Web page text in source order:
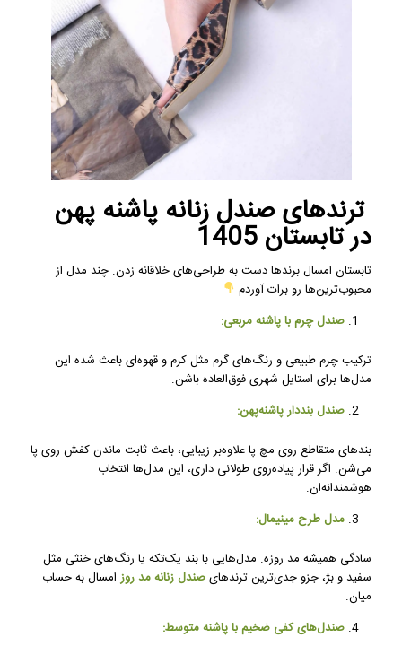
ترندهای صندل زنانه پاشنه پهن
در تابستان 1405
تابستان امسال برندها دست به طراحی‌های خلاقانه زدن. چند مدل از
محبوب‌ترین‌ها رو برات آورد‌م
صندل چرم با پاشنه مربعی:
ترکیب چرم طبیعی و رنگ‌های گرم مثل کرم و قهوه‌ای باعث شده این
مدل‌ها برای استایل شهری فوق‌العاده باشن.
صندل بنددار پاشنه‌پهن:
بندهای متقاطع روی مچ پا علاوه‌بر زیبایی، باعث ثابت ماندن کفش روی پا
می‌شن. اگر قرار پیاده‌روی طولانی داری، این مدل‌ها انتخاب
هوشمندانه‌ان.
مدل طرح مینیمال:
سادگی همیشه مد روزه. مدل‌هایی با بند یک‌تکه یا رنگ‌های خنثی مثل
سفید و بژ، جزو جدی‌ترین ترندهایصندل زنانه مد روزامسال به حساب
میان.
صندل‌های کفی ضخیم با پاشنه متوسط: